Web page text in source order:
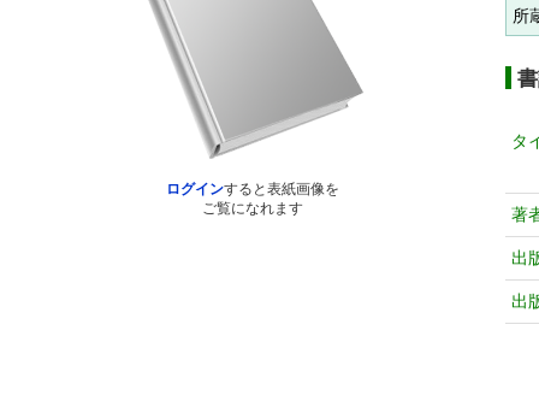
ログインすると表紙画像を
ご覧になれます
所
タ
著
出
出